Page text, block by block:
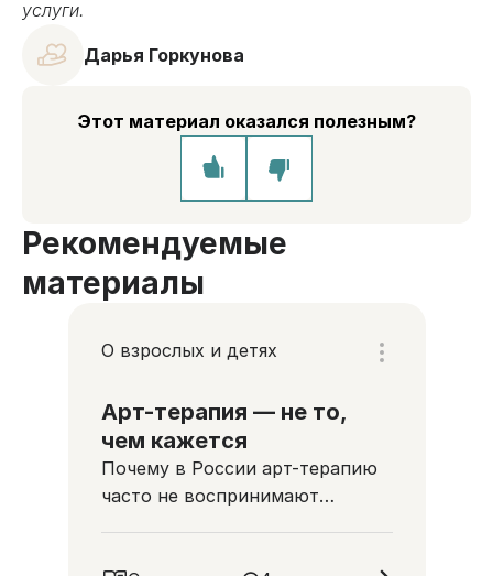
услуги.
Дарья Горкунова
Этот материал оказался полезным?
Рекомендуемые
материалы
О взрослых и детях
Арт-терапия — не то,
чем кажется
Почему в России арт-терапию
часто не воспринимают